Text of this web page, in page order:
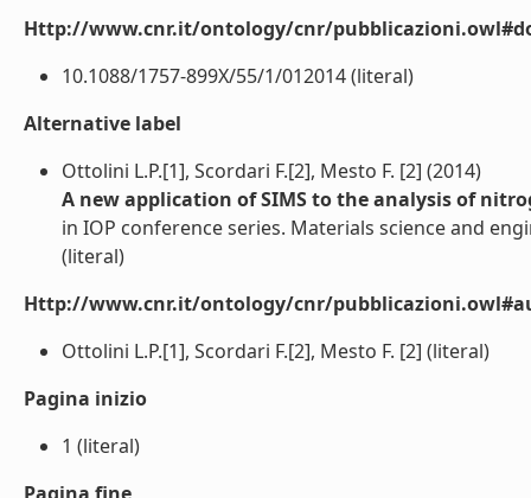
Http://www.cnr.it/ontology/cnr/
10.1088/1757-899X/55/1/012014 (literal)
Alternative label
Ottolini L.P.[1], Scordari F.[2], Mesto F. [2] (2014)
A new application of SIMS to the analysis of
in IOP conference series. Materials science and
(literal)
Http://www.cnr.it/ontology/cnr/
Ottolini L.P.[1], Scordari F.[2], Mesto F. [2] (literal)
Pagina inizio
1 (literal)